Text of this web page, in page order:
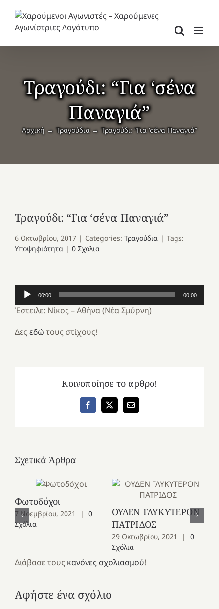
περιεχόμενο
Τραγούδι: “Για ‘σένα
Παναγιά”
Αρχική Τραγούδια Τραγούδι: “Για ‘σένα Παναγιά”
Τραγούδι: “Για ‘σένα Παναγιά”
6 Οκτωβρίου, 2017 | Categories: Τραγούδια | Tags:
Υποψηφιότητα | 0 Σχόλια
Πρόγραμμα
Αναπαραγωγής
Ήχου
00:00 00:00
Έστειλε: Νίκος – Αθήνα (Νέα Σμύρνη)
Δες εδώ τους στίχους!
Κοινοποίησε το άρθρο!
Facebook
X Email
Σχετικά Άρθρα
Φωτοδόχοι
7 Νοεμβρίου, 2021 |
0
Σχόλια
ΟΥΔΕΝ ΓΛΥΚΥΤΕΡΟΝ
ΠΑΤΡΙΔΟΣ
29 Οκτωβρίου, 2021 |
0
Σχόλια
Διάβασε τους κανόνες σχολιασμού!
Αφήστε ένα σχόλιο